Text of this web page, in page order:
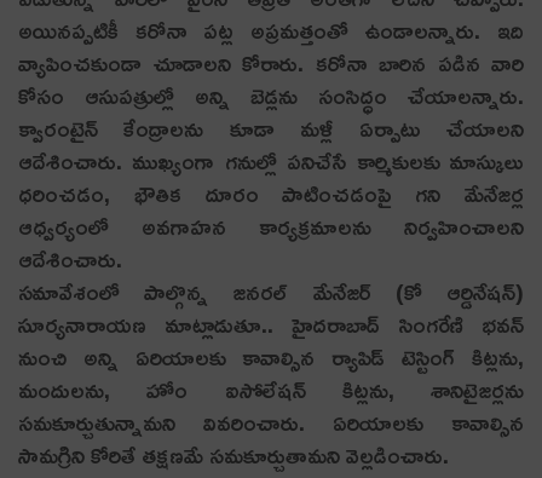
అయినప్పటికీ కరోనా పట్ల అప్రమత్తంతో ఉండాలన్నారు. ఇది
వ్యాపించకుండా చూడాలని కోరారు. కరోనా బారిన పడిన వారి
కోసం ఆసుపత్రుల్లో అన్ని బెడ్లను సంసిద్ధం చేయాలన్నారు.
క్వారంటైన్ కేంద్రాలను కూడా మళ్లీ ఏర్పాటు చేయాలని
ఆదేశించారు. ముఖ్యంగా గనుల్లో పనిచేసే కార్మికులకు మాస్కులు
ధరించడం, భౌతిక దూరం పాటించడంపై గని మేనేజర్ల
ఆధ్వర్యంలో అవగాహన కార్యక్రమాలను నిర్వహించాలని
ఆదేశించారు.
సమావేశంలో పాల్గొన్న జనరల్ మేనేజర్ (కో ఆర్డినేషన్)
సూర్యనారాయణ మాట్లాడుతూ.. హైదరాబాద్ సింగరేణి భవన్
నుంచి అన్ని ఏరియాలకు కావాల్సిన ర్యాపిడ్ టెస్టింగ్ కిట్లను,
మందులను, హోం ఐసోలేషన్ కిట్లను, శానిటైజర్లను
సమకూర్చుతున్నామని వివరించారు. ఏరియాలకు కావాల్సిన
సామగ్రిని కోరితే తక్షణమే సమకూర్చుతామని వెల్లడించారు.